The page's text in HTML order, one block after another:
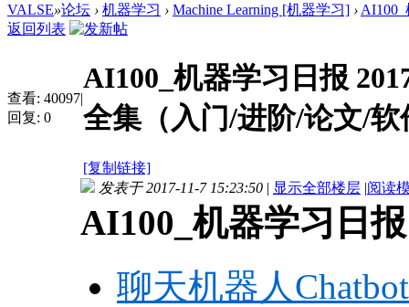
VALSE»论坛 › 机器学习 › Machine Learning [机器学习] ›
返回列表
查看: 40097|
回复: 0
AI100_机器学习日报
全集（入门/进阶/论文/软
[复制链接]
发表于 2017-11-7 15:23:50 | 显示全部楼层 |阅读
AI100_机器学习日
聊天机器人